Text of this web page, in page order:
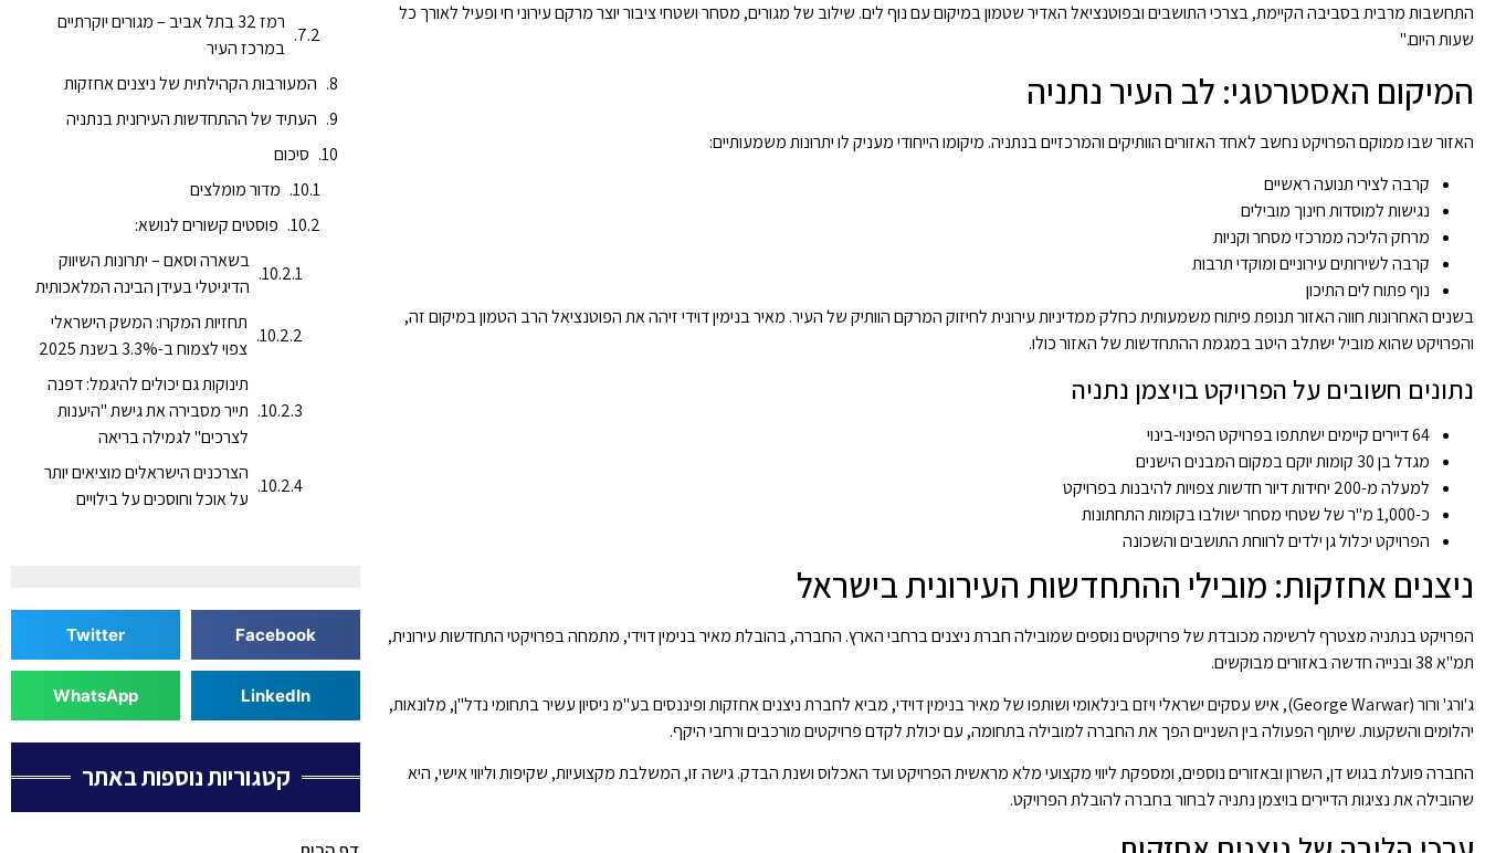
התחשבות מרבית בסביבה הקיימת, בצרכי התושבים ובפוטנציאל האדיר שטמון במיקום עם נוף לים. שילוב של מגורים, מסחר ושטחי ציבור יוצר מרקם עירוני חי ופעיל לאורך כל
שעות היום."
המיקום האסטרטגי: לב העיר נתניה
האזור שבו ממוקם הפרויקט נחשב לאחד האזורים הוותיקים והמרכזיים בנתניה. מיקומו הייחודי מעניק לו יתרונות משמעותיים:
קרבה לצירי תנועה ראשיים
נגישות למוסדות חינוך מובילים
מרחק הליכה ממרכזי מסחר וקניות
קרבה לשירותים עירוניים ומוקדי תרבות
נוף פתוח לים התיכון
בשנים האחרונות חווה האזור תנופת פיתוח משמעותית כחלק ממדיניות עירונית לחיזוק המרקם הוותיק של העיר. מאיר בנימין דוידי זיהה את הפוטנציאל הרב הטמון במיקום זה,
והפרויקט שהוא מוביל ישתלב היטב במגמת ההתחדשות של האזור כולו.
נתונים חשובים על הפרויקט בויצמן נתניה
64 דיירים קיימים ישתתפו בפרויקט הפינוי-בינוי
מגדל בן 30 קומות יוקם במקום המבנים הישנים
למעלה מ-200 יחידות דיור חדשות צפויות להיבנות בפרויקט
כ-1,000 מ"ר של שטחי מסחר ישולבו בקומות התחתונות
הפרויקט יכלול גן ילדים לרווחת התושבים והשכונה
ניצנים אחזקות: מובילי ההתחדשות העירונית בישראל
הפרויקט בנתניה מצטרף לרשימה מכובדת של פרויקטים נוספים שמובילה חברת ניצנים ברחבי הארץ. החברה, בהובלת מאיר בנימין דוידי, מתמחה בפרויקטי התחדשות עירונית,
תמ"א 38 ובנייה חדשה באזורים מבוקשים.
ג'ורג' ורור(
George Warwar), איש עסקים ישראלי ויזם בינלאומי ושותפו של מאיר בנימין דוידי, מביא לחברת ניצנים אחזקות ופיננסים בע"מ ניסיון עשיר בתחומי נדל"ן, מלונאות,
יהלומים והשקעות. שיתוף הפעולה בין השניים הפך את החברה למובילה בתחומה, עם יכולת לקדם פרויקטים מורכבים ורחבי היקף.
החברה פועלת בגוש דן, השרון ובאזורים נוספים, ומספקת ליווי מקצועי מלא מראשית הפרויקט ועד האכלוס ושנת הבדק. גישה זו, המשלבת מקצועיות, שקיפות וליווי אישי, היא
שהובילה את נציגות הדיירים בויצמן נתניה לבחור בחברה להובלת הפרויקט.
רמז 32 בתל אביב – מגורים יוקרתיים
במרכז העיר
המעורבות הקהילתית של ניצנים אחזקות
העתיד של ההתחדשות העירונית בנתניה
סיכום
מדור מומלצים
פוסטים קשורים לנושא:
בשארה וסאם – יתרונות השיווק
הדיגיטלי בעידן הבינה המלאכותית
תחזיות המקרו: המשק הישראלי
צפוי לצמוח ב-3.3% בשנת 2025
תינוקות גם יכולים להיגמל: דפנה
תייר מסבירה את גישת "היענות
לצרכים" לגמילה בריאה
הצרכנים הישראלים מוציאים יותר
על אוכל וחוסכים על בילויים
Facebook
Twitter
LinkedIn
WhatsApp
קטגוריות נוספות באתר